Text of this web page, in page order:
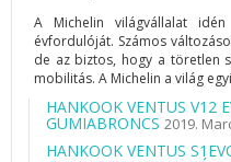
A Michelin világvállalat
évfordulóját. Számos
de az biztos, hogy a töretlen
mobilitás. A Michelin a világ
HANKOOK VENTUS V12
GUMIABRONCS 2019.
HANKOOK VENTUS